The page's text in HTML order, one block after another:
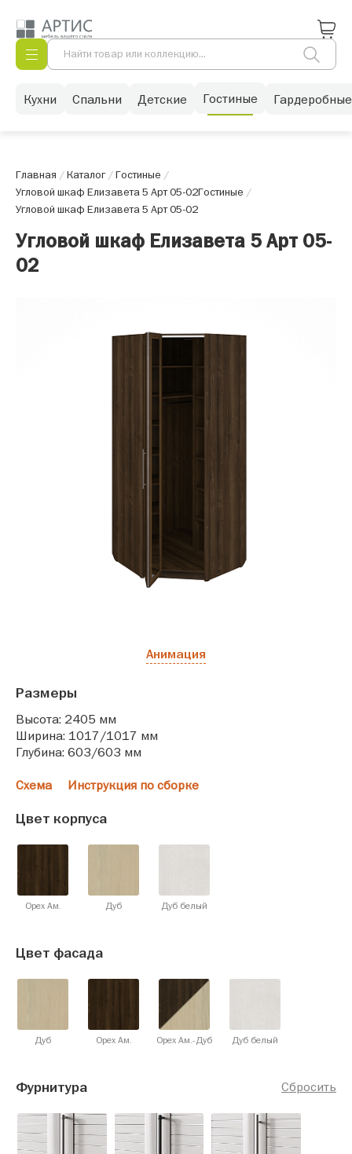
Кухни Спальни Детские Гостиные Гардеробные
Главная /Каталог/Гостиные /
Угловой шкаф Елизавета 5 Арт 05-02Гостиные /
Угловой шкаф Елизавета 5 Арт 05-02
Угловой шкаф Елизавета 5 Арт 05-
02
Анимация
Размеры
Высота: 2405 мм
Ширина: 1017/1017 мм
Глубина: 603/603 мм
Схема Инструкция по сборке
Цвет корпуса
Орех Ам. Дуб Дуб белый
Цвет фасада
Дуб Орех Ам. Орех Ам.-Дуб Дуб белый
Сбросить
Фурнитура